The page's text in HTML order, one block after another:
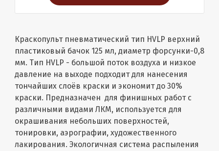
Краскопульт пневматический тип HVLP верхний
пластиковый бачок 125 мл, диаметр форсунки-0,8
мм. Тип HVLP - большой поток воздуха и низкое
давление на выходе подходит для нанесения
тончайших слоёв краски и экономит до 30%
краски. Предназначен для финишных работ с
различными видами ЛКМ, используется для
окрашивания небольших поверхностей,
тонировки, аэрографии, художественного
лакирования. Экологичная система распыления